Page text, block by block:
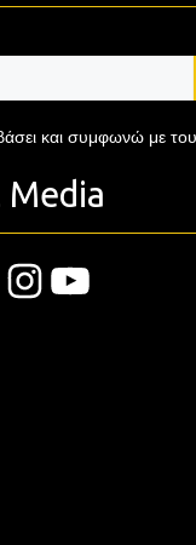
και συμφωνώ με
Media
Instagram
YouTube